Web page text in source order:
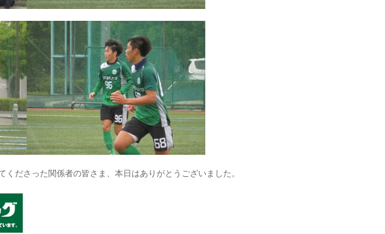
ださった関係者の皆さま、本日はありがとうございました。